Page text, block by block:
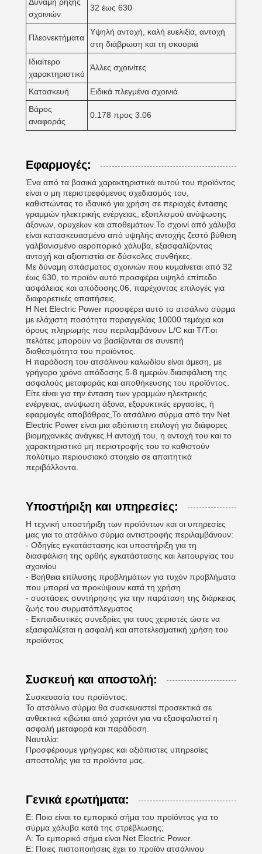
σχοινιών
32 έως 630
Πλεονεκτήματα
Υψηλή αντοχή, καλή ευελιξία, αντοχή
στη διάβρωση και τη σκουριά
Ιδιαίτερο
χαρακτηριστικό
Άλλες σχοινίτες
Κατασκευή
Ειδικά πλεγμένα σχοινιά
Βάρος
αναφοράς
0.178 προς 3.06
Εφαρμογές:
Ένα από τα βασικά χαρακτηριστικά αυτού του προϊόντος
είναι ο μη περιστρεφόμενος σχεδιασμός του,
καθιστώντας το ιδανικό για χρήση σε περιοχές έντασης
γραμμών ηλεκτρικής ενέργειας, εξοπλισμού ανύψωσης
άξονων, ορυχείων και αποθεμάτων.Το σχοινί από χάλυβα
είναι κατασκευασμένο από υψηλής αντοχής ζεστό βύθιση
γαλβανισμένο αεροπορικό χάλυβα, εξασφαλίζοντας
αντοχή και αξιοπιστία σε δύσκολες συνθήκες.
Με δύναμη σπάσματος σχοινιών που κυμαίνεται από 32
έως 630, το προϊόν αυτό προσφέρει υψηλό επίπεδο
ασφάλειας και απόδοσης.06, παρέχοντας επιλογές για
διαφορετικές απαιτήσεις.
Η Net Electric Power προσφέρει αυτό το ατσάλινο σύρμα
με ελάχιστη ποσότητα παραγγελίας 10000 τεμάχια και
όρους πληρωμής που περιλαμβάνουν L/C και T/T.οι
πελάτες μπορούν να βασίζονται σε συνεπή
διαθεσιμότητα του προϊόντος.
Η παράδοση του ατσάλινου καλωδίου είναι άμεση, με
γρήγορο χρόνο απόδοσης 5-8 ημερών.διασφάλιση της
ασφαλούς μεταφοράς και αποθήκευσης του προϊόντος.
Είτε είναι για την ένταση των γραμμών ηλεκτρικής
ενέργειας, ανύψωση άξονα, εξορυκτικές εργασίες, ή
εφαρμογές αποβάθρας,Το ατσάλινο σύρμα από την Net
Electric Power είναι μια αξιόπιστη επιλογή για διάφορες
βιομηχανικές ανάγκες.Η αντοχή του, η αντοχή του και το
χαρακτηριστικό μη περιστροφής του το καθιστούν
πολύτιμο περιουσιακό στοιχείο σε απαιτητικά
περιβάλλοντα.
Υποστήριξη και υπηρεσίες:
Η τεχνική υποστήριξη των προϊόντων και οι υπηρεσίες
μας για το ατσάλινο σύρμα αντιστροφής περιλαμβάνουν:
- Οδηγίες εγκατάστασης και υποστήριξη για τη
διασφάλιση της ορθής εγκατάστασης και λειτουργίας του
σχοινίου
- Βοήθεια επίλυσης προβλημάτων για τυχόν προβλήματα
που μπορεί να προκύψουν κατά τη χρήση
- συστάσεις συντήρησης για την παράταση της διάρκειας
ζωής του συρματόπλεγματος
- Εκπαιδευτικές συνεδρίες για τους χειριστές ώστε να
εξασφαλίζεται η ασφαλή και αποτελεσματική χρήση του
προϊόντος
Συσκευή και αποστολή:
Συσκευασία του προϊόντος:
Το ατσάλινο σύρμα θα συσκευαστεί προσεκτικά σε
ανθεκτικά κιβώτια από χαρτόνι για να εξασφαλιστεί η
ασφαλή μεταφορά και παράδοση.
Ναυτιλία:
Προσφέρουμε γρήγορες και αξιόπιστες υπηρεσίες
αποστολής για τα προϊόντα μας.
Γενικά ερωτήματα:
Ε: Ποιο είναι το εμπορικό σήμα του προϊόντος για το
σύρμα χάλυβα κατά της στρέβλωσης;
Α: Το εμπορικό σήμα είναι Net Electric Power.
Ε: Ποιες πιστοποιήσεις έχει το προϊόν ατσάλινου